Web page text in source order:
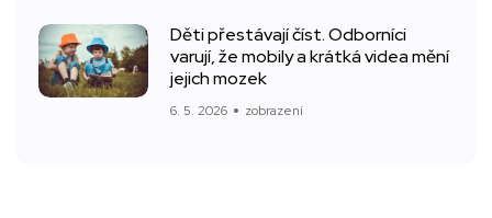
Děti přestávají číst. Odborníci
varují, že mobily a krátká videa mění
jejich mozek
6. 5. 2026 zobrazení